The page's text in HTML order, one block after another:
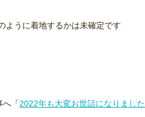
ように着地するかは未確定です
「2022年も大変お世話になりました